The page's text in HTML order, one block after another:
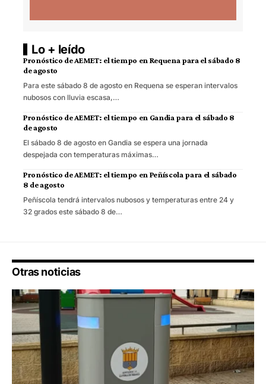
Lo + leído
Pronóstico de AEMET: el tiempo en Requena para el sábado 8
de agosto
Para este sábado 8 de agosto en Requena se esperan intervalos
nubosos con lluvia escasa,…
Pronóstico de AEMET: el tiempo en Gandia para el sábado 8
de agosto
El sábado 8 de agosto en Gandia se espera una jornada
despejada con temperaturas máximas…
Pronóstico de AEMET: el tiempo en Peñíscola para el sábado
8 de agosto
Peñíscola tendrá intervalos nubosos y temperaturas entre 24 y
32 grados este sábado 8 de…
Otras noticias